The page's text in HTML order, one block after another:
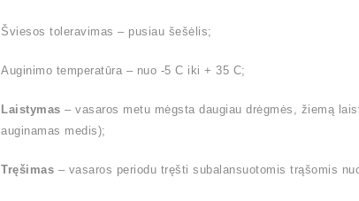
Šviesos toleravimas – pusiau šešėlis;
Auginimo temperatūra – nuo -5 C iki + 35 C;
Laistymas – vasaros metu mėgsta daugiau drėgmės, žiemą
auginamas medis);
Tręšimas – vasaros periodu tręšti subalansuotomis trąšomis